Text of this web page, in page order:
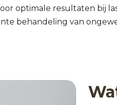
optimale resultaten bij
behandeling van